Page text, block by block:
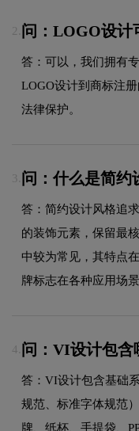
2. 问：LOGO设计
答：可以，我们拥有
LOGO设计到商标注
法律保护。
3. 问：什么是简约
答：简约设计风格追
的装饰元素，保留最
中较为常见，其特点
牌标志在各种应用场
4. 问：VI设计包含
答：VI设计包含基础
规范、标准字体规范
牌、纸杯、手提袋、